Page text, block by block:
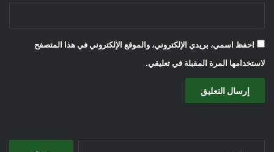
احفظ اسمي، بريدي الإلكتروني، والموقع الإلكتروني في هذا المتصفح
لاستخدامها المرة المقبلة في تعليقي.